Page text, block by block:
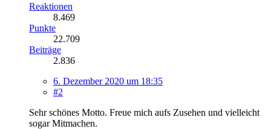
Reaktionen
8.469
Punkte
22.709
Beiträge
2.836
6. Dezember 2020 um 18:35
#2
Sehr schönes Motto. Freue mich aufs Zusehen und vielleicht
sogar Mitmachen.